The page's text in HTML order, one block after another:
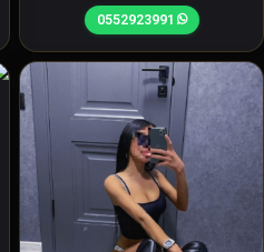
0552923991